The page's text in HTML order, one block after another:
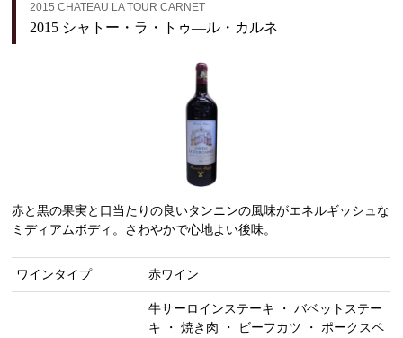
2015 CHATEAU LA TOUR CARNET
2015 シャトー・ラ・トゥ―ル・カルネ
赤と黒の果実と口当たりの良いタンニンの風味がエネルギッシュな
ミディアムボディ。さわやかで心地よい後味。
ワインタイプ 赤ワイン
牛サーロインステーキ ・ バベットステー
キ ・ 焼き肉 ・ ビーフカツ ・ ポークスペ